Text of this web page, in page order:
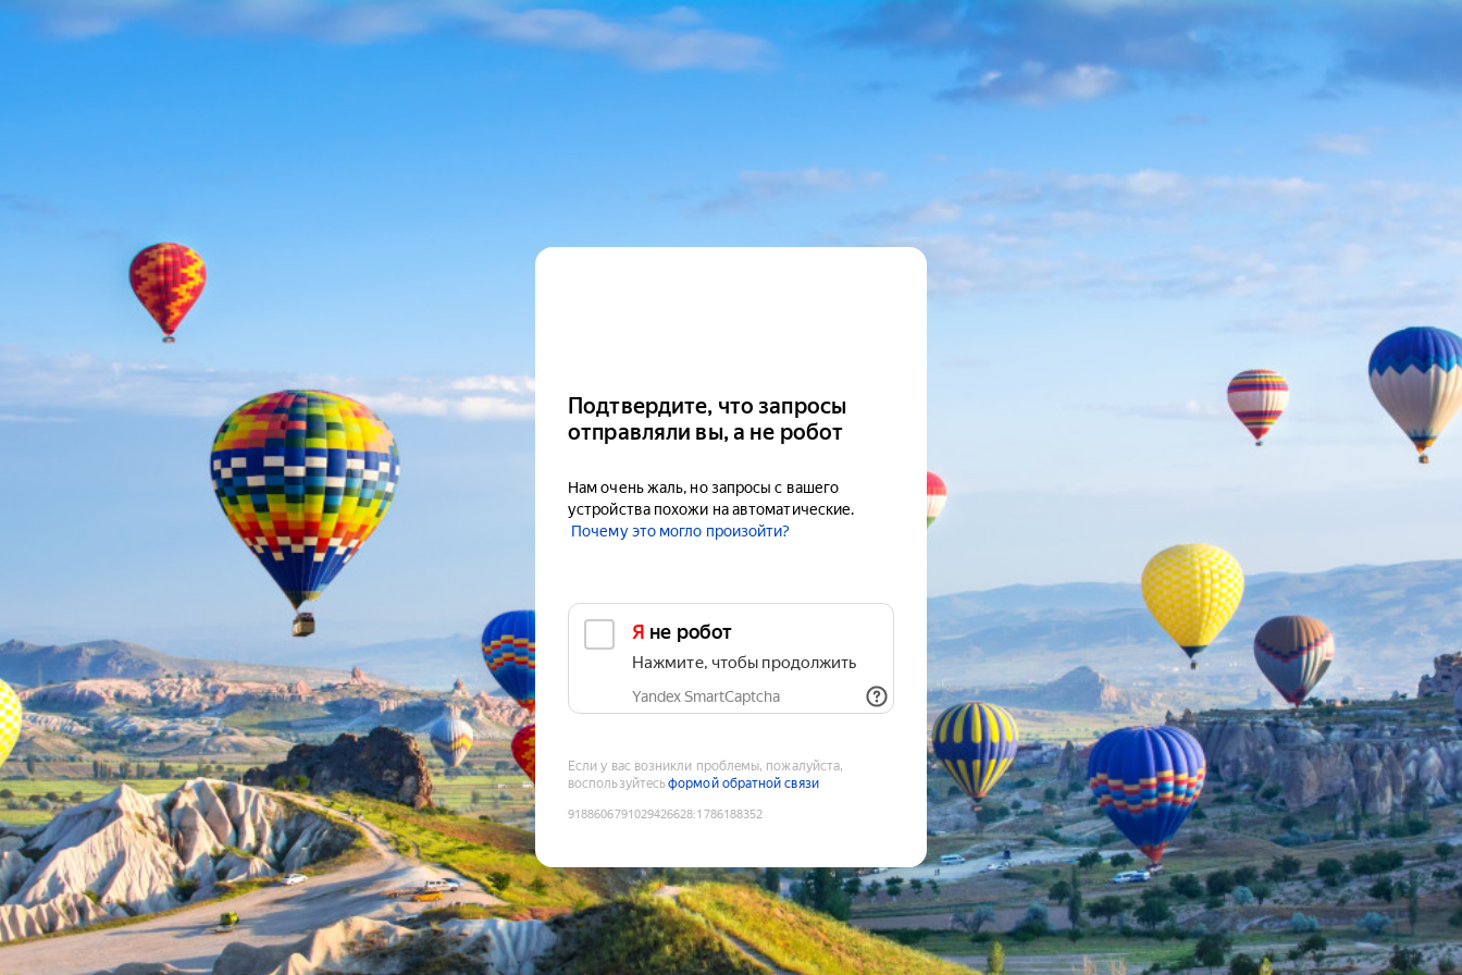
Подтвердите, что запросы
отправляли вы, а не робот
Нам очень жаль, но запросы с вашего
устройства похожи на автоматические.
Почему это могло произойти?
Я не робот
Нажмите, чтобы продолжить
Yandex SmartCaptcha
Если у вас возникли проблемы, пожалуйста,
воспользуйтесьформой обратной связи
9188606791029426628:1786188352